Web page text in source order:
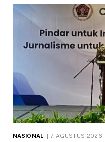
NASIONAL 7 AGUSTUS 2026